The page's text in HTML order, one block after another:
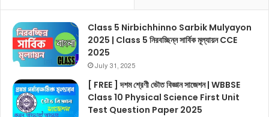
Class 5 Nirbichhinno Sarbik Mulyayon
2025 | Class 5 নিরবচ্ছিন্ন সার্বিক মূল্যায়ন CCE
2025
July 31, 2025
[ FREE ] দশম শ্রেণী ভৌত বিজ্ঞান সাজেশন | WBBSE
Class 10 Physical Science First Unit
Test Question Paper 2025